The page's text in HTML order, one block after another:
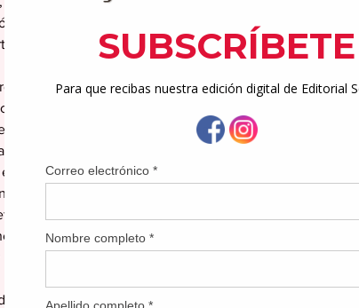
sobre el manejo de datos, la privacidad y el uso
en sociedades con profundas brechas
más rápido que las leyes y, sin límites definidos,
institucional y nacional. Esta inteligencia
y raciales. Aunque se presenta como neutral,
o incluso las profundiza bajo una aparente
hoy y cómo influirá en el futuro, especialmente
y la interacción humana, con el propósito
Pero hay algo aún más trascendental que se
como un sistema capaz de aprender, razonar y
superior a la inteligencia humana. Aunque
de ser un concepto lejano. A diferencia de la
tareas o respondería preguntas, sino que tendría
y crear sin programación específica,